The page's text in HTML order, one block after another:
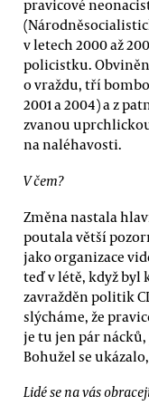
pravicové
v letech 2000 až
policistku.
o vraždu, tří
2001 a 2004) a z
zvanou
na naléhavosti.
V čem?
Změna nastala
poutala větší
jako organizace
teď v létě, když
zavražděn politik
slýcháme, že
je tu jen pár
Bohužel se
Lidé se na vás